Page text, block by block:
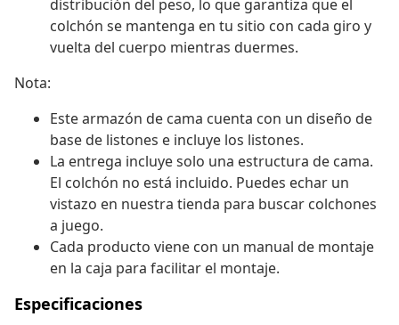
distribución del peso, lo que garantiza que el
colchón se mantenga en tu sitio con cada giro y
vuelta del cuerpo mientras duermes.
Nota:
Este armazón de cama cuenta con un diseño de
base de listones e incluye los listones.
La entrega incluye solo una estructura de cama.
El colchón no está incluido. Puedes echar un
vistazo en nuestra tienda para buscar colchones
a juego.
Cada producto viene con un manual de montaje
en la caja para facilitar el montaje.
Especificaciones